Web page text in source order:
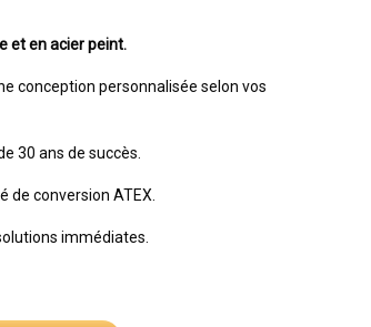
et en acier peint.
conception personnalisée selon vos
30 ans de succès.
de conversion ATEX.
immédiates.